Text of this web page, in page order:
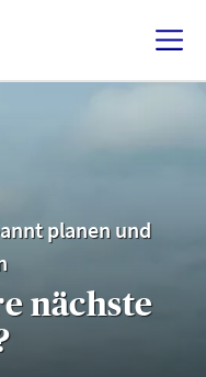
planen und
nächste